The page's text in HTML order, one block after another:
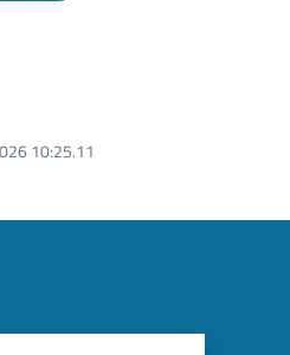
10:25.11